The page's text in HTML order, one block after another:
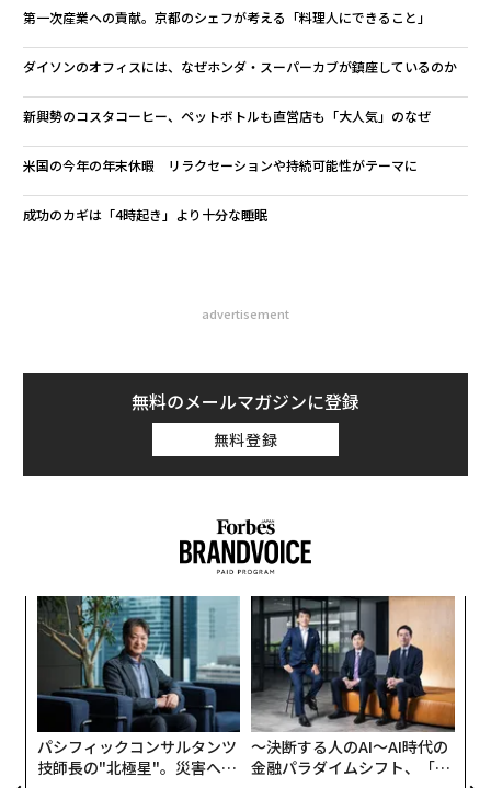
第一次産業への貢献。京都のシェフが考える「料理人にできること」
ダイソンのオフィスには、なぜホンダ・スーパーカブが鎮座しているのか
新興勢のコスタコーヒー、ペットボトルも直営店も「大人気」のなぜ
米国の今年の年末休暇 リラクセーションや持続可能性がテーマに
成功のカギは「4時起き」より十分な睡眠
advertisement
無料のメールマガジンに登録
無料登録
パシフィックコンサルタンツ
技師長の"北極星"。災害への
〜決断する人のAI〜AI時代の
金融パラダイムシフト、「超